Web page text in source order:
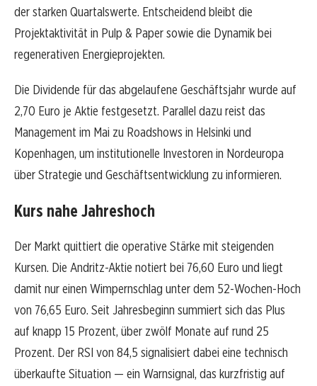
der starken Quartalswerte. Entscheidend bleibt die
Projektaktivität in Pulp & Paper sowie die Dynamik bei
regenerativen Energieprojekten.
Die Dividende für das abgelaufene Geschäftsjahr wurde auf
2,70 Euro je Aktie festgesetzt. Parallel dazu reist das
Management im Mai zu Roadshows in Helsinki und
Kopenhagen, um institutionelle Investoren in Nordeuropa
über Strategie und Geschäftsentwicklung zu informieren.
Kurs nahe Jahreshoch
Der Markt quittiert die operative Stärke mit steigenden
Kursen. Die Andritz-Aktie notiert bei 76,60 Euro und liegt
damit nur einen Wimpernschlag unter dem 52-Wochen-Hoch
von 76,65 Euro. Seit Jahresbeginn summiert sich das Plus
auf knapp 15 Prozent, über zwölf Monate auf rund 25
Prozent. Der RSI von 84,5 signalisiert dabei eine technisch
überkaufte Situation — ein Warnsignal, das kurzfristig auf